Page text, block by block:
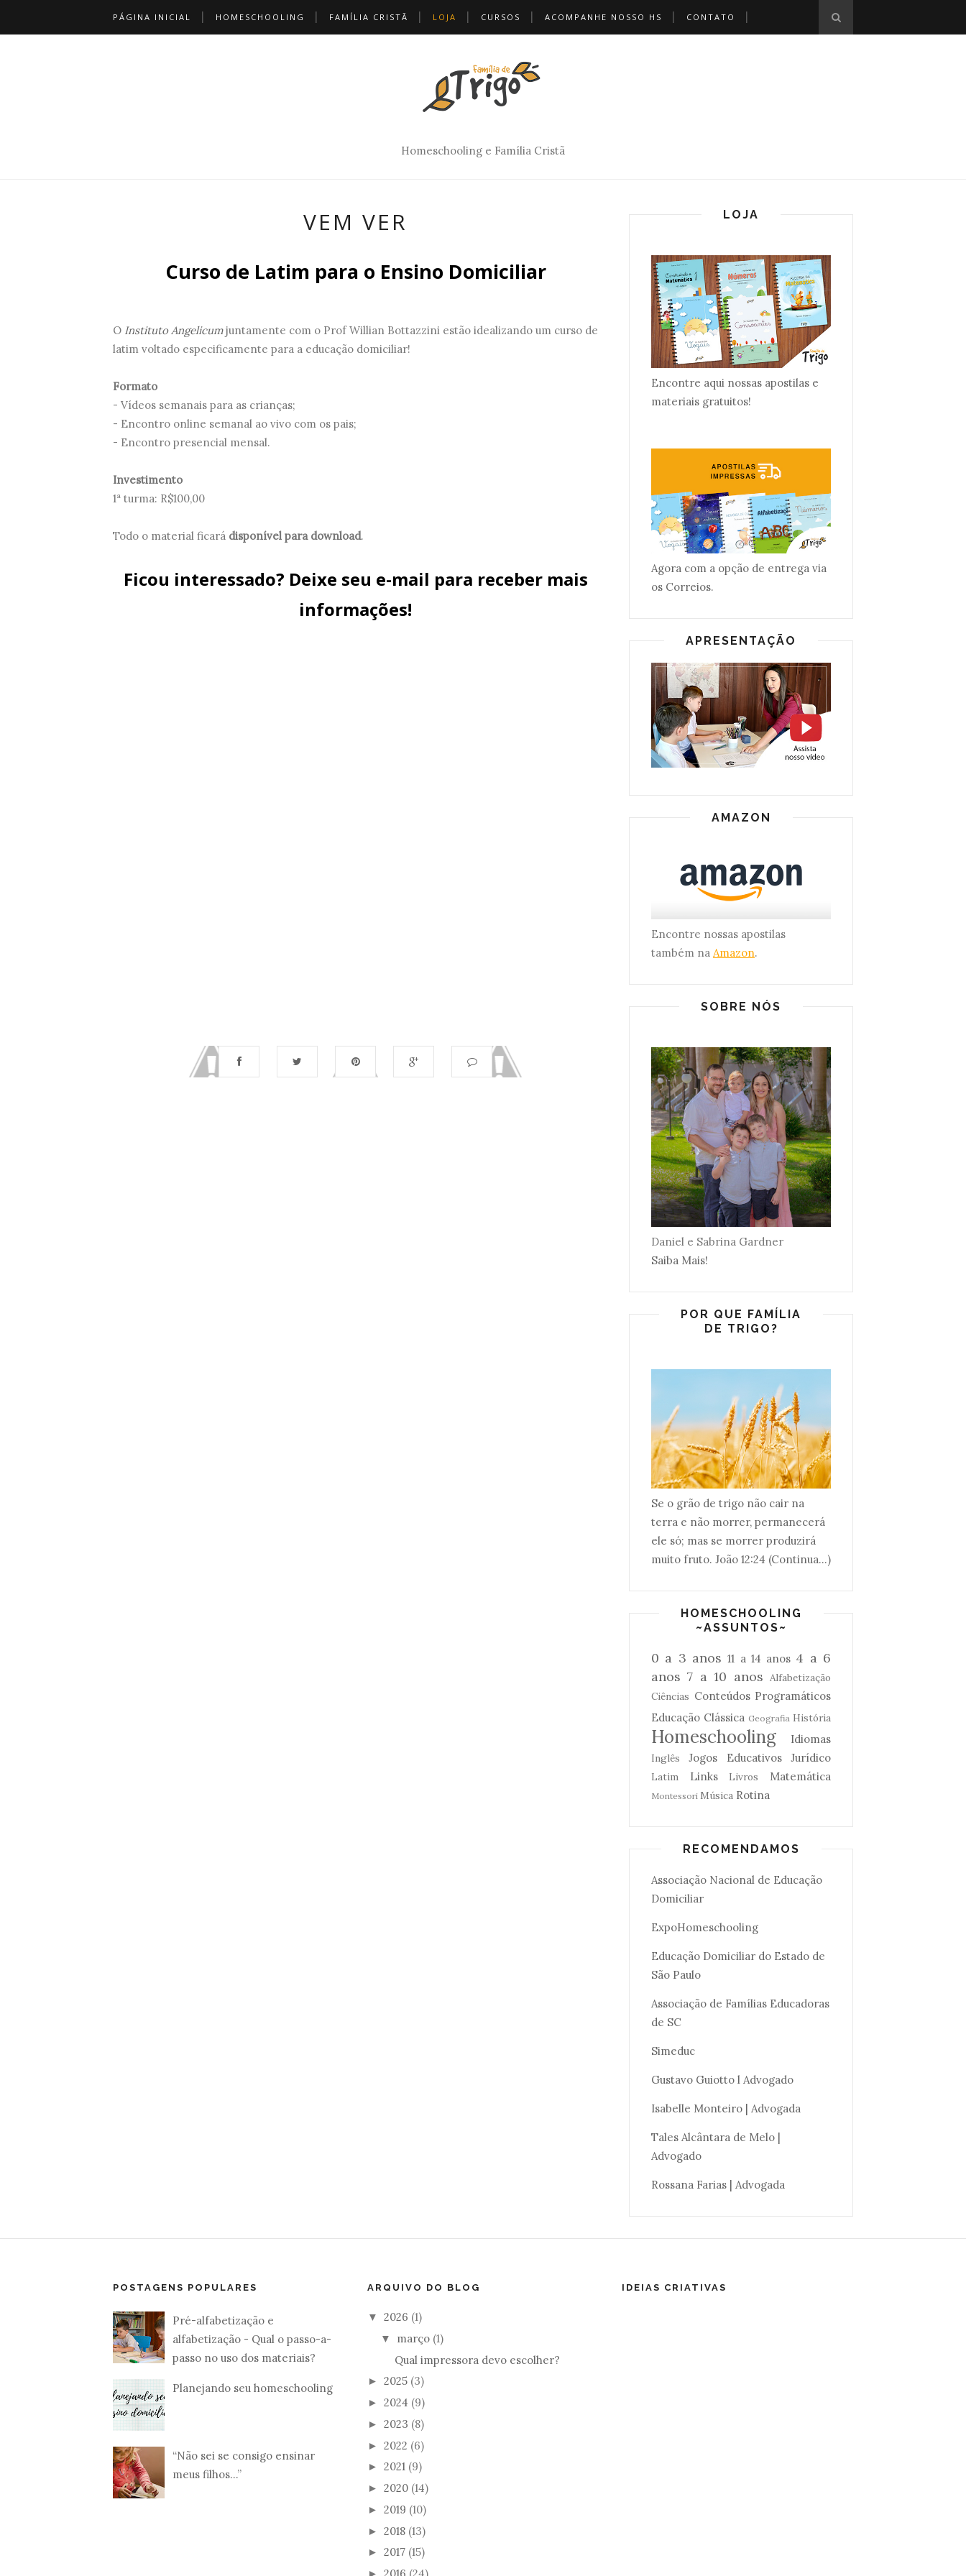
PÁGINA INICIAL HOMESCHOOLING FAMÍLIA CRISTÃ LOJA CURSOS ACOMPANHE NOSSO HS CONTATO
Homeschooling e Família Cristã
VEM VER
Curso de Latim para o Ensino Domiciliar
O Instituto Angelicumjuntamente com o Prof Willian Bottazzini estão idealizando um curso de
latim voltado especificamente para a educação domiciliar!
Formato
- Vídeos semanais para as crianças;
- Encontro online semanal ao vivo com os pais;
- Encontro presencial mensal.
Investimento
1ª turma: R$100,00
Todo o material ficará disponível para download.
Ficou interessado? Deixe seu e-mail para receber mais
informações!
LOJA
Encontre aqui nossas apostilas e
materiais gratuitos!
Agora com a opção de entrega via
os Correios.
APRESENTAÇÃO
AMAZON
Encontre nossas apostilas
também na Amazon.
SOBRE NÓS
Daniel e Sabrina Gardner
Saiba Mais!
POR QUE FAMÍLIA
DE TRIGO?
Se o grão de trigo não cair na
terra e não morrer, permanecerá
ele só; mas se morrer produzirá
muito fruto. João 12:24 (Continua...)
HOMESCHOOLING
~ASSUNTOS~
0 a 3 anos 11 a 14 anos 4 a 6
anos 7 a 10 anos Alfabetização
Ciências Conteúdos Programáticos
Educação Clássica Geografia História
Homeschooling Idiomas
Inglês Jogos Educativos Jurídico
Latim Links Livros Matemática
Montessori Música Rotina
RECOMENDAMOS
Associação Nacional de Educação
Domiciliar
ExpoHomeschooling
Educação Domiciliar do Estado de
São Paulo
Associação de Famílias Educadoras
de SC
Simeduc
Gustavo Guiotto l Advogado
Isabelle Monteiro | Advogada
Tales Alcântara de Melo |
Advogado
Rossana Farias | Advogada
POSTAGENS POPULARES
Pré-alfabetização e
alfabetização - Qual o passo-a-
passo no uso dos materiais?
Planejando seu homeschooling
“Não sei se consigo ensinar
meus filhos...”
ARQUIVO DO BLOG
▼ 2026 (1)
▼ março (1)
Qual impressora devo escolher?
► 2025 (3)
► 2024 (9)
► 2023 (8)
► 2022 (6)
► 2021 (9)
► 2020 (14)
► 2019 (10)
► 2018 (13)
► 2017 (15)
►
IDEIAS CRIATIVAS